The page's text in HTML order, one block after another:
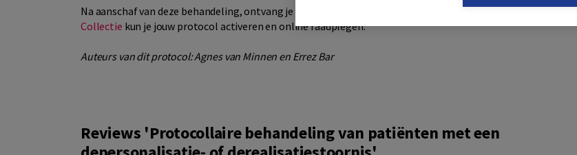
Na aanschaf van deze behandeling, ontvang je een activatiecode via de mail. Op
Boom Gezondheidszorg
Collectie kun je jouw protocol activeren en online raadplegen.
Auteurs van dit protocol: Agnes van Minnen en Errez Bar
Reviews 'Protocollaire behandeling van patiënten met een